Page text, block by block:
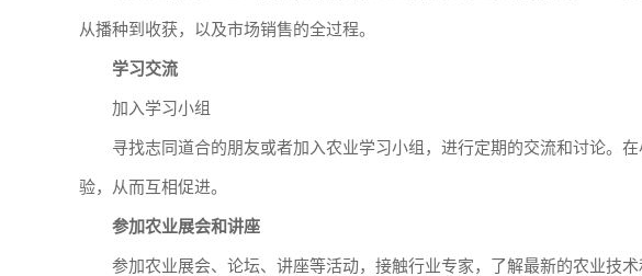
从播种到收获，以及市场销售的全过程。
学习交流
加入学习小组
寻找志同道合的朋友或者加入农业学习小组，进行定期的交流和讨论。
验，从而互相促进。
参加农业展会和讲座
参加农业展会、论坛、讲座等活动，接触行业专家，了解最新的农业技